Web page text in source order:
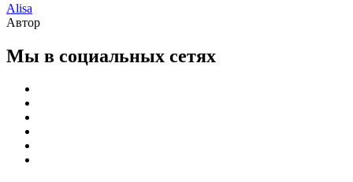
Alisa
Автор
Мы в социальных сетях